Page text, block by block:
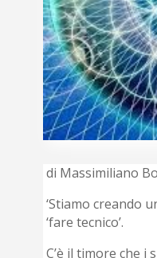
di Massimiliano
‘Stiamo creando
‘fare tecnico’.
C’è il timore che i